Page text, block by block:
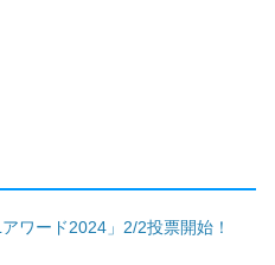
ワード2024」2/2投票開始！